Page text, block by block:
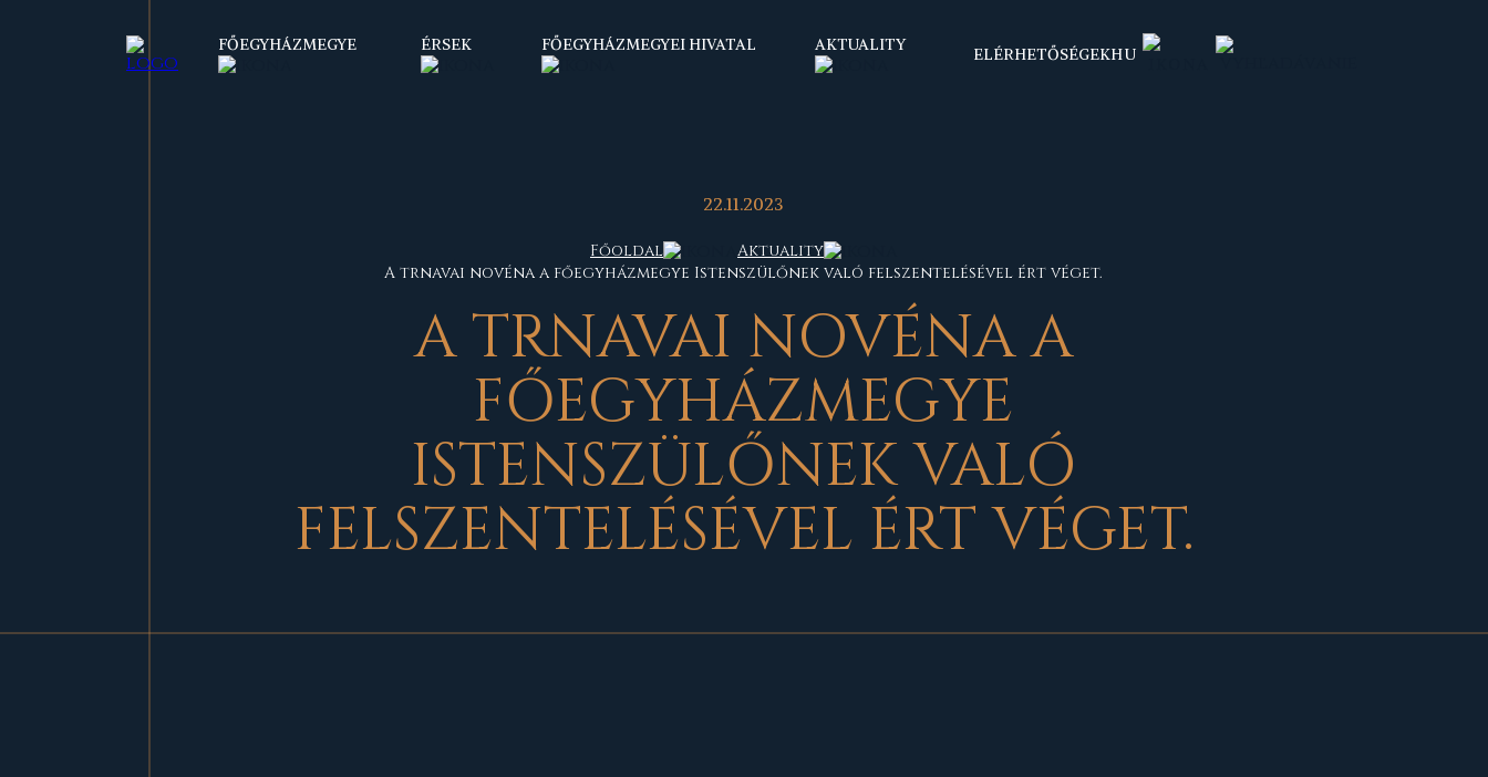
FŐEGYHÁZMEGYE ÉRSEK FŐEGYHÁZMEGYEI HIVATAL AKTUALITY
ELÉRHETŐSÉGEKHU
22.11.2023
Főoldal
Aktuality
A trnavai novéna a főegyházmegye Istenszülőnek való felszentelésével ért véget.
A TRNAVAI NOVÉNA A
FŐEGYHÁZMEGYE
ISTENSZÜLŐNEK VALÓ
FELSZENTELÉSÉVEL ÉRT VÉGET.